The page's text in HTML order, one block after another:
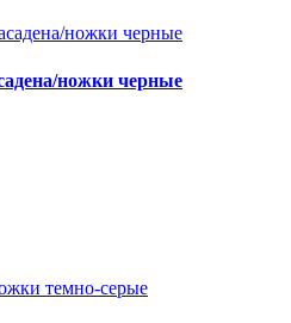
ножки черные